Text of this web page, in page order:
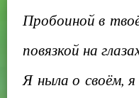
Пробоиной в
повязкой на
Я ныла о своём,